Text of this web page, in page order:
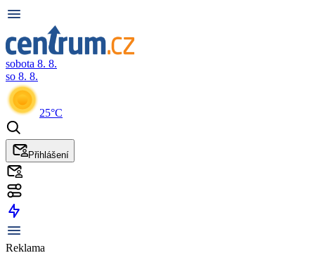
sobota 8. 8.
so 8. 8.
25°C
Přihlášení
Reklama